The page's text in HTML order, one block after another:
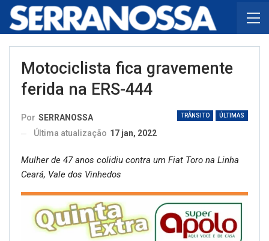
Motociclista fica gravemente
ferida na ERS-444
TRÂNSITO ÚLTIMAS
Por SERRANOSSA
Última atualização 17 jan, 2022
Mulher de 47 anos colidiu contra um Fiat Toro na Linha
Ceará, Vale dos Vinhedos